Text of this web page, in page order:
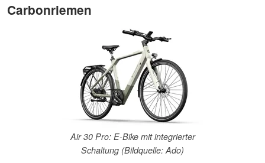
Carbonriemen
Air 30 Pro: E-Bike mit integrierter
Schaltung (Bildquelle: Ado)